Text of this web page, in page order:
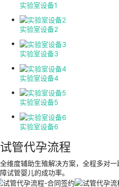
实验室设备1
实验室设备2
实验室设备3
实验室设备4
实验室设备5
实验室设备6
试管代孕流程
全维度辅助生殖解决方案，全程多对
障试管婴儿的成功率。